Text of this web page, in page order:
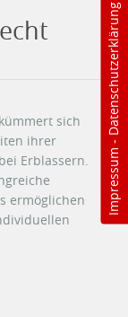
Impressum
-
Datenschutzerklärung
sich
ihrer
Erblassern.
ermöglichen